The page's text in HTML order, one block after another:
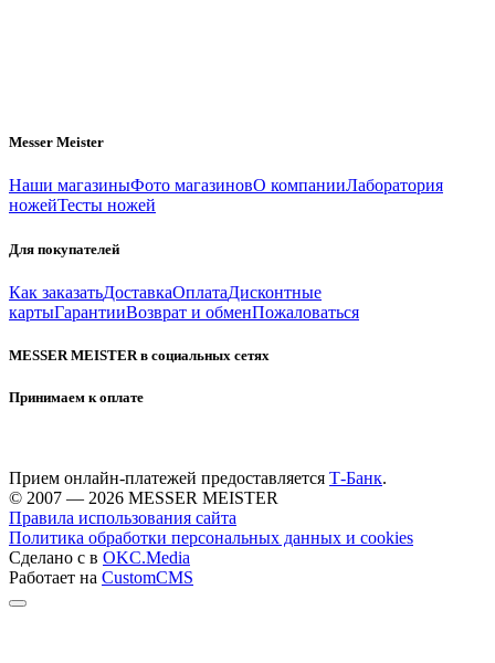
Messer Meister
Наши магазиныФото магазиновО компанииЛаборатория
ножейТесты ножей
Для покупателей
Как заказатьДоставкаОплатаДисконтные
картыГарантииВозврат и обменПожаловаться
MESSER MEISTER в социальных сетях
Принимаем к оплате
Прием онлайн-платежей предоставляется Т-Банк.
© 2007 — 2026 MESSER MEISTER
Правила использования сайта
Политика обработки персональных данных и cookies
Сделано с в OKC.Media
Работает на CustomCMS